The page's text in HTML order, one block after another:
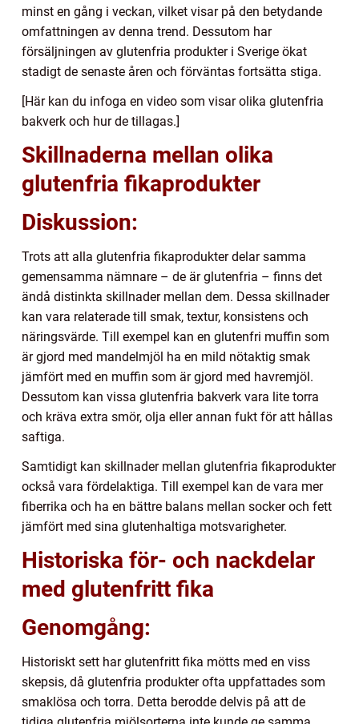
minst en gång i veckan, vilket visar på den betydande
omfattningen av denna trend. Dessutom har
försäljningen av glutenfria produkter i Sverige ökat
stadigt de senaste åren och förväntas fortsätta stiga.
[Här kan du infoga en video som visar olika glutenfria
bakverk och hur de tillagas.]
Skillnaderna mellan olika
glutenfria fikaprodukter
Diskussion:
Trots att alla glutenfria fikaprodukter delar samma
gemensamma nämnare – de är glutenfria – finns det
ändå distinkta skillnader mellan dem. Dessa skillnader
kan vara relaterade till smak, textur, konsistens och
näringsvärde. Till exempel kan en glutenfri muffin som
är gjord med mandelmjöl ha en mild nötaktig smak
jämfört med en muffin som är gjord med havremjöl.
Dessutom kan vissa glutenfria bakverk vara lite torra
och kräva extra smör, olja eller annan fukt för att hållas
saftiga.
Samtidigt kan skillnader mellan glutenfria fikaprodukter
också vara fördelaktiga. Till exempel kan de vara mer
fiberrika och ha en bättre balans mellan socker och fett
jämfört med sina glutenhaltiga motsvarigheter.
Historiska för- och nackdelar
med glutenfritt fika
Genomgång:
Historiskt sett har glutenfritt fika mötts med en viss
skepsis, då glutenfria produkter ofta uppfattades som
smaklösa och torra. Detta berodde delvis på att de